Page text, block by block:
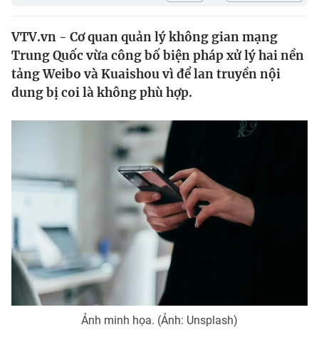
Thế giới
Tin tức
Thế giới đó đây
Câu chuyện quốc tế
Kinh tế
Tài chính
Phim VTV
Hậu trường
Nhân vật
Khán giả
Giải sao mai
Điện ảnh
Âm nhạc
Sao
Đời sống
Du lịch
Làm đẹp
Chất lượng cuộc sống
Giáo dục
Tuyển sinh
VTV.vn - Cơ quan quản lý không gian mạng
Trung Quốc vừa công bố biện pháp xử lý hai nền
tảng Weibo và Kuaishou vì để lan truyền nội
dung bị coi là không phù hợp.
Ảnh minh họa. (Ảnh: Unsplash)